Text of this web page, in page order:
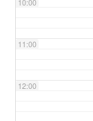
10:00
11:00
12:00